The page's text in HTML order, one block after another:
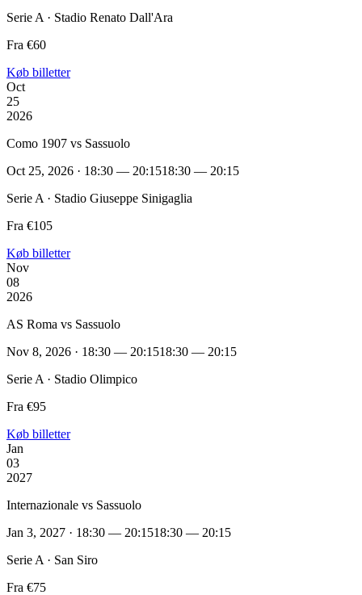
Serie A · Stadio Renato Dall'Ara
Fra €60
Køb billetter
Oct
25
2026
Como 1907 vs Sassuolo
Oct 25, 2026 · 18:30 — 20:1518:30 — 20:15
Serie A · Stadio Giuseppe Sinigaglia
Fra €105
Køb billetter
Nov
08
2026
AS Roma vs Sassuolo
Nov 8, 2026 · 18:30 — 20:1518:30 — 20:15
Serie A · Stadio Olimpico
Fra €95
Køb billetter
Jan
03
2027
Internazionale vs Sassuolo
Jan 3, 2027 · 18:30 — 20:1518:30 — 20:15
Serie A · San Siro
Fra €75